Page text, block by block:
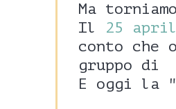
Ma
Il 25
conto che
gruppo di
E oggi la